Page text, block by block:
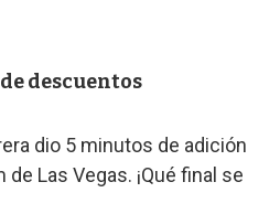
descuentos
dio 5 minutos de adición
Las Vegas. ¡Qué final se